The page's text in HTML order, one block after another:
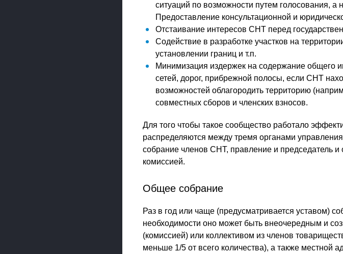
ситуаций по возможности путем голосования, а
Предоставление консультационной и
Отстаивание интересов СНТ перед
Содействие в разработке участков на
установлении границ и т.п.
Минимизация издержек на содержание общего
сетей, дорог, прибрежной полосы, если СНТ
возможностей облагородить территорию
совместных сборов и членских взносов.
Для того чтобы такое сообщество работало
распределяются между тремя органами
собрание членов СНТ, правление и председатель
комиссией.
Общее собрание
Раз в год или чаще (предусматривается уставом)
необходимости оно может быть внеочередным и
(комиссией) или коллективом из членов
меньше 1/5 от всего количества), а также местной